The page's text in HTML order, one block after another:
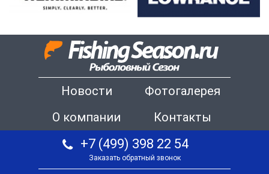
Новости
Фотогалерея
О компании
Контакты
+7 (499) 398 22 54
Заказать обратный звонок